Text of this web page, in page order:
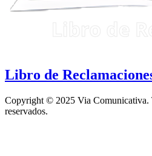
Libro de
Copyright © 2025 Via Comunicativa.
reservados.